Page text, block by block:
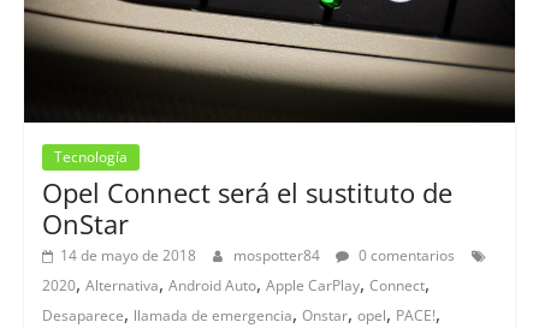
Tecnología
Opel Connect será el sustituto de
OnStar
14 de mayo de 2018 mospotter84
0 comentarios
2020, Alternativa, Android Auto, Apple CarPlay, Connect,
Desaparece, llamada de emergencia, Onstar, opel, PACE!,